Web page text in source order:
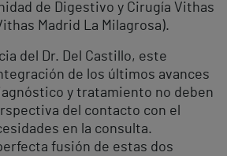
de Digestivo y Cirugía Vithas
Madrid La Milagrosa).
del Dr. Del Castillo, este
de los últimos avances
y tratamiento no deben
del contacto con el
en la consulta.
fusión de estas dos